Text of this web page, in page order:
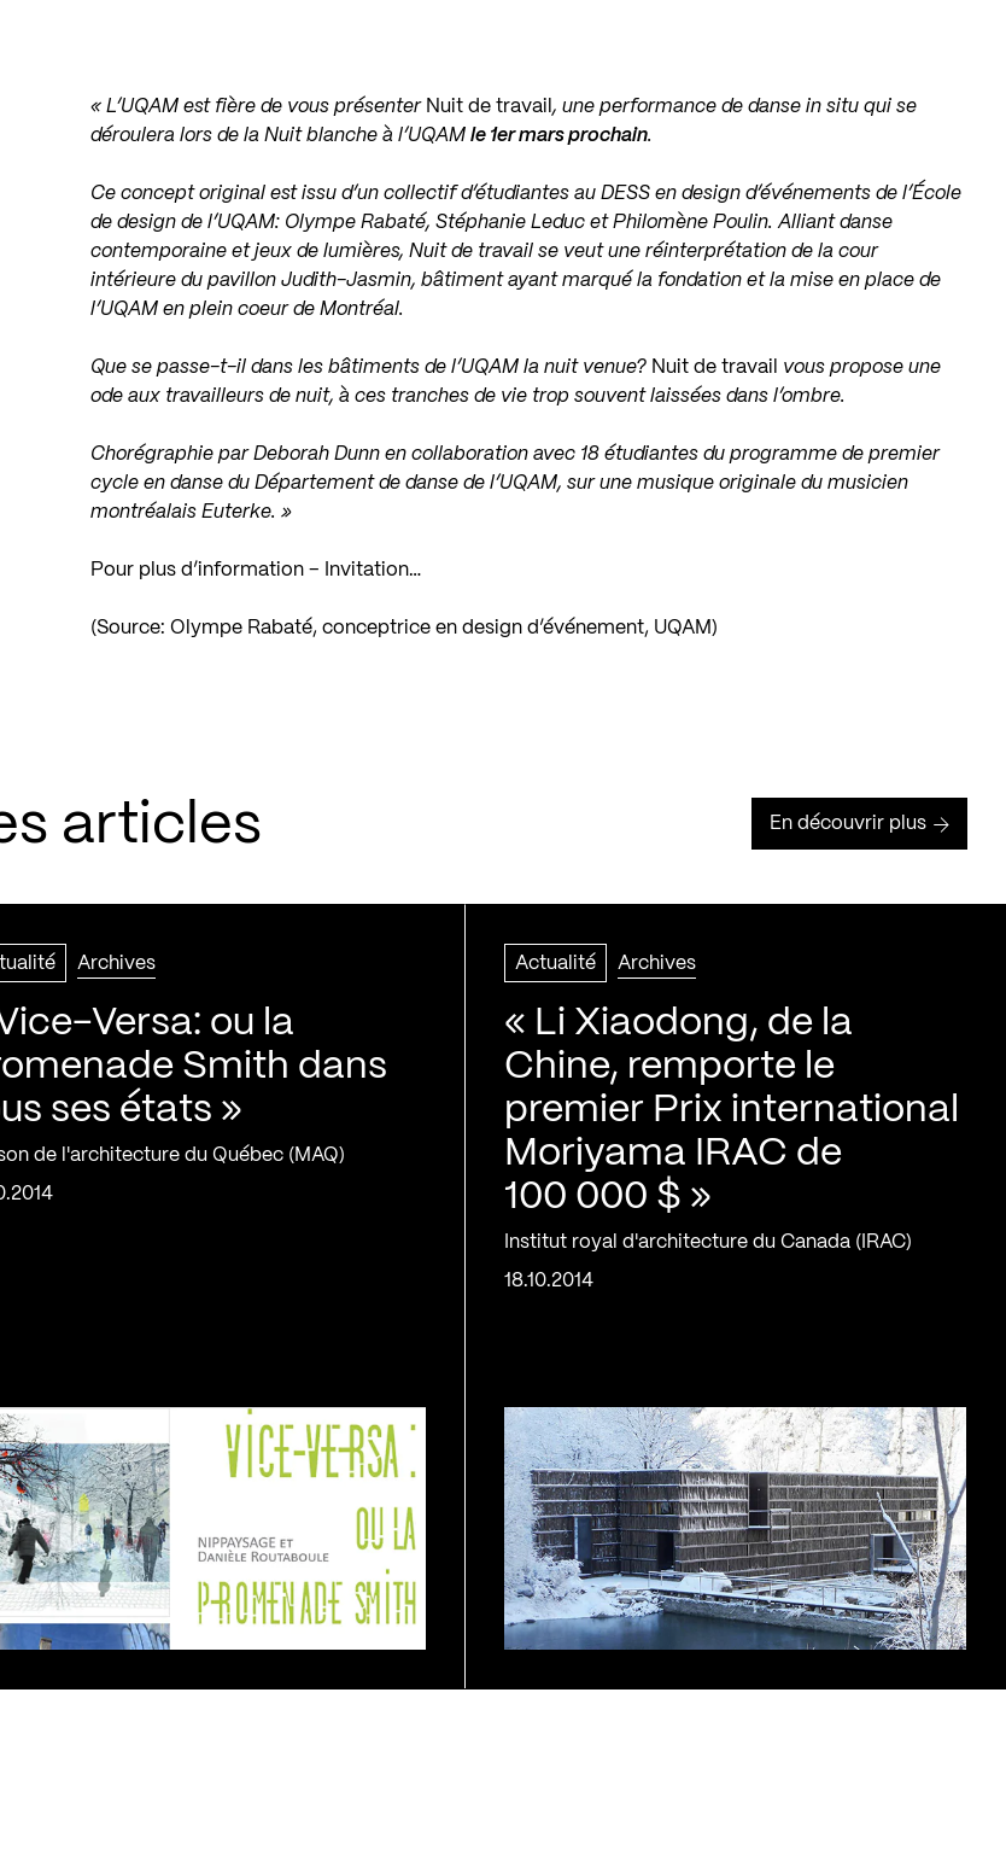
« L’UQAM est fière de vous présenterNuit de travail, une performance de danse in situ qui se
déroulera lors de la Nuit blanche à l’UQAMle 1er mars prochain.
Ce concept original est issu d’un collectif d’étudiantes au DESS en design d’événements de l’École
de design de l’UQAM: Olympe Rabaté, Stéphanie Leduc et Philomène Poulin. Alliant danse
contemporaine et jeux de lumières, Nuit de travail se veut une réinterprétation de la cour
intérieure du pavillon Judith-Jasmin, bâtiment ayant marqué la fondation et la mise en place de
l’UQAM en plein coeur de Montréal.
Que se passe-t-il dans les bâtiments de l’UQAM la nuit venue? Nuit de travail vous propose une
ode aux travailleurs de nuit, à ces tranches de vie trop souvent laissées dans l’ombre.
Chorégraphie par Deborah Dunn en collaboration avec 18 étudiantes du programme de premier
cycle en danse du Département de danse de l’UQAM, sur une musique originale du musicien
montréalais Euterke. »
Pour plus d’information – Invitation…
(Source: Olympe Rabaté, conceptrice en design d’événement, UQAM)
articles En découvrir plus
Archives
Versa: ou la
Smith dans
ses états »
de l'architecture du Québec (MAQ)
Actualité Archives
« Li Xiaodong, de la
Chine, remporte le
premier Prix international
Moriyama IRAC de
100 000 $ »
Institut royal d'architecture du Canada (IRAC)
18.10.2014